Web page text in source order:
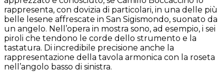
rappresenta, con dovizia di particolari, in una delle più
belle lesene affrescate in San Sigismondo, suonato da
un angelo. Nell’opera in mostra sono, ad esempio, i sei
piroli che tendono le corde dello strumento e la
tastatura. Di incredibile precisione anche la
rappresentazione della tavola armonica con la roseta
nell’angolo basso di sinistra.